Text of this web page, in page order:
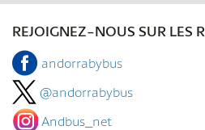
REJOIGNEZ-NOUS SUR LES
andorrabybus
@andorrabybus
Andbus_net